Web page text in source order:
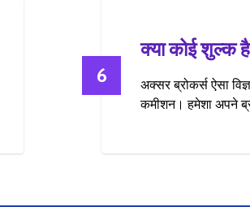
6
क्या कोई शुल्क
अक्सर ब्रोकर्स ऐसा
कमीशन। हमेशा अपने